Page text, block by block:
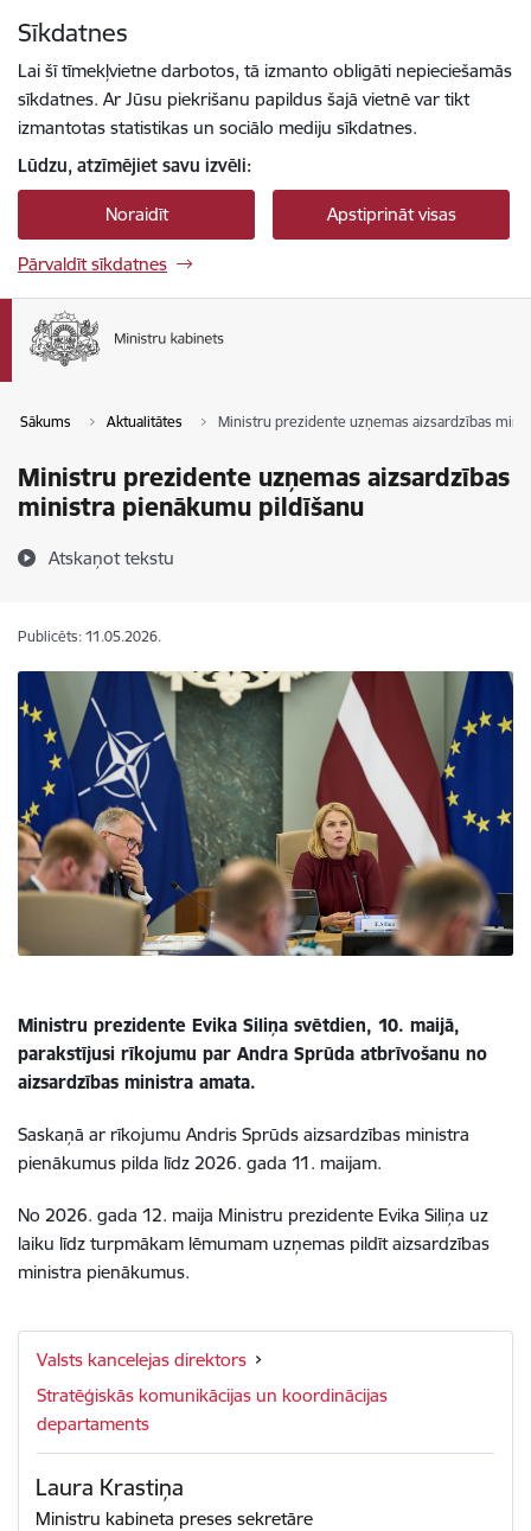
Sīkdatnes
Lai šī tīmekļvietne darbotos, tā izmanto obligāti nepieciešamās
sīkdatnes. Ar Jūsu piekrišanu papildus šajā vietnē var tikt
izmantotas statistikas un sociālo mediju sīkdatnes.
Lūdzu, atzīmējiet savu izvēli:
Noraidīt Apstiprināt visas
Pārvaldīt sīkdatnes
Sākums Aktualitātes Ministru prezidente uzņemas aizsardzības
Ministru prezidente uzņemas aizsardzības
ministra pienākumu pildīšanu
Atskaņot tekstu
Publicēts: 11.05.2026.
Ministru prezidente Evika Siliņa svētdien, 10. maijā,
parakstījusi rīkojumu par Andra Sprūda atbrīvošanu no
aizsardzības ministra amata.
Saskaņā ar rīkojumu Andris Sprūds aizsardzības ministra
pienākumus pilda līdz 2026. gada 11. maijam.
No 2026. gada 12. maija Ministru prezidente Evika Siliņa uz
laiku līdz turpmākam lēmumam uzņemas pildīt aizsardzības
ministra pienākumus.
Valsts kancelejas direktors
Stratēģiskās komunikācijas un koordinācijas
departaments
Laura Krastiņa
Ministru kabineta preses sekretāre